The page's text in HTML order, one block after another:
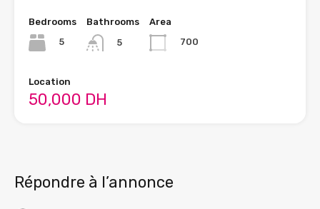
Bedrooms
5
Bathrooms
5
Area
700
Location
50,000 DH
Répondre à l’annonce